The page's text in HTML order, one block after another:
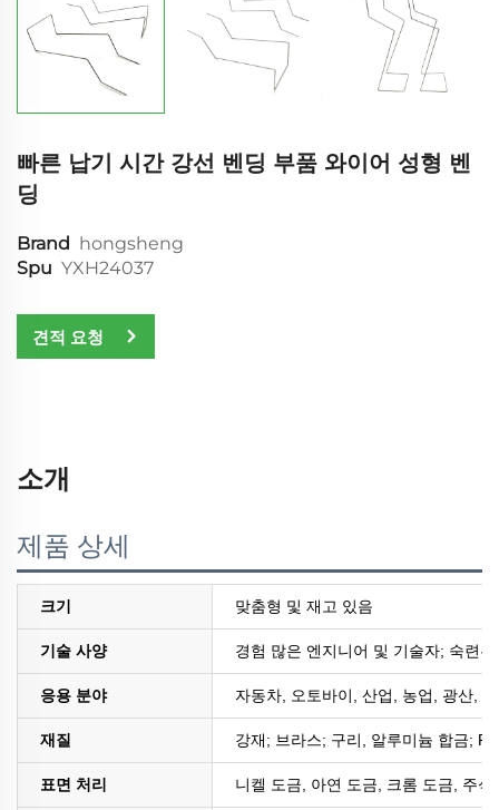
빠른 납기 시간 강선 벤딩 부품 와이어 성형 벤
딩
Brand
hongsheng
Spu YXH24037
견적 요청
소개
제품 상세
크기 맞춤형 및 재고 있음
기술 사양 경험 많은 엔지니어 및 기술자; 숙련
응용 분야 자동차, 오토바이, 산업, 농업, 광산,
재질 강재; 브라스; 구리, 알루미늄 합금;
표면 처리 니켈 도금, 아연 도금, 크롬 도금, 주